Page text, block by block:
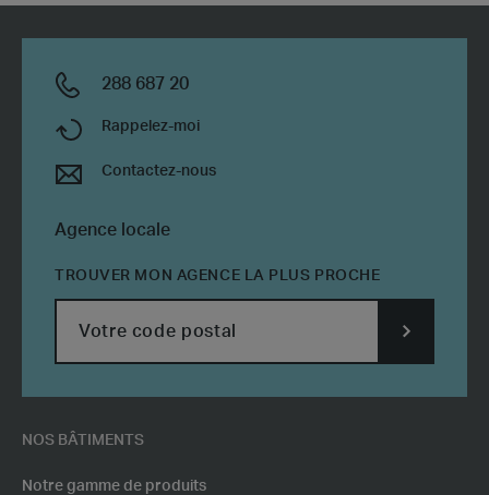
NOS BÂTIMENTS
Notre gamme de produits
288 687 20
Rappelez-moi
Contactez-nous
Agence locale
TROUVER MON AGENCE LA PLUS PROCHE
POSTCODE